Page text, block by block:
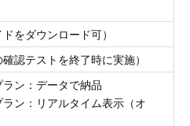
をダウンロード可）
認テストを終了時に実施）
ラン：データで納品
ラン：リアルタイム表示（オ